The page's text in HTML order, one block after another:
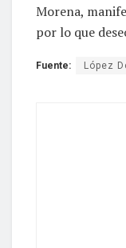
Morena,
por lo que
Fuente: López